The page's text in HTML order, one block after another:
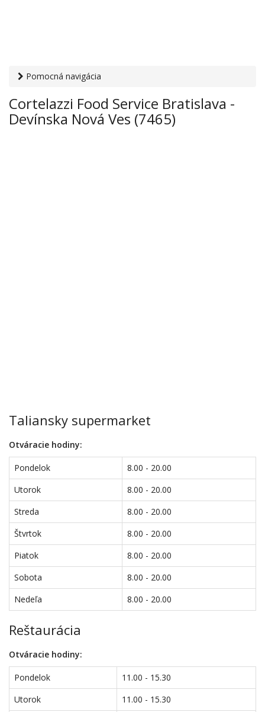
Pomocná navigácia
supermarkety› Cortelazzi Food Service Bratislava -
Devínska Nová Ves (7465)
Cortelazzi Food Service Bratislava -
Devínska Nová Ves (7465)
Taliansky supermarket
Otváracie hodiny:
Pondelok
8.00 - 20.00
Utorok
8.00 - 20.00
Streda
8.00 - 20.00
Štvrtok
8.00 - 20.00
Piatok
8.00 - 20.00
Sobota
8.00 - 20.00
Nedeľa
8.00 - 20.00
Reštaurácia
Otváracie hodiny:
Pondelok
11.00 - 15.30
Utorok
11.00 - 15.30